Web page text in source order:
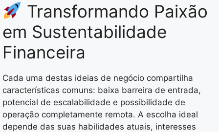
Transformando Paixão
em Sustentabilidade
Financeira
Cada uma destas ideias de negócio compartilha
características comuns: baixa barreira de entrada,
potencial de escalabilidade e possibilidade de
operação completamente remota. A escolha ideal
depende das suas habilidades atuais, interesses